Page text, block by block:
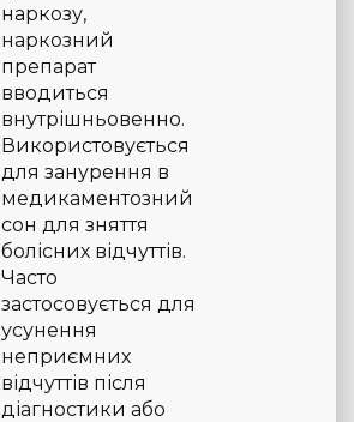
наркозу,
наркозний
препарат
вводиться
внутрішньовенно.
Використовується
для занурення в
медикаментозний
сон для зняття
болісних відчуттів.
Часто
застосовується для
усунення
неприємних
відчуттів після
діагностики або